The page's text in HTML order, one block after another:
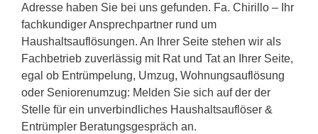
Adresse haben Sie bei uns gefunden. Fa. Chirillo – Ihr
fachkundiger Ansprechpartner rund um
Haushaltsauflösungen. An Ihrer Seite stehen wir als
Fachbetrieb zuverlässig mit Rat und Tat an Ihrer Seite,
egal ob Entrümpelung, Umzug, Wohnungsauflösung
oder Seniorenumzug: Melden Sie sich auf der der
Stelle für ein unverbindliches Haushaltsauflöser &
Entrümpler Beratungsgespräch an.